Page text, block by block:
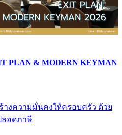
PLAN & MODERN KEYMAN